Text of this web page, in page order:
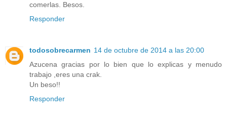
comerlas. Besos.
Responder
todosobrecarmen 14 de octubre de 2014 a las 20:00
Azucena gracias por lo bien que lo explicas y menudo
trabajo ,eres una crak.
Un beso!!
Responder